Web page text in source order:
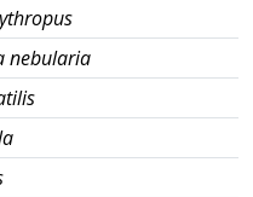
nebularia